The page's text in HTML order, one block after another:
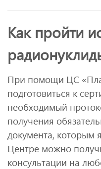
Как пройти
При помощи ЦС
подготовиться к
необходимый
получения
документа, которым
Центре можно
консультации на